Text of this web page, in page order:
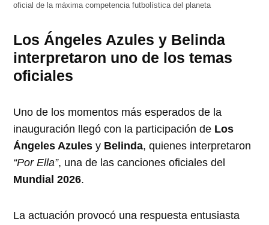
oficial de la máxima competencia futbolística del planeta
Los Ángeles Azules y Belinda
interpretaron uno de los temas
oficiales
Uno de los momentos más esperados de la
inauguración llegó con la participación de Los
Ángeles Azules y Belinda, quienes interpretaron
“Por Ella”, una de las canciones oficiales del
Mundial 2026.
La actuación provocó una respuesta entusiasta